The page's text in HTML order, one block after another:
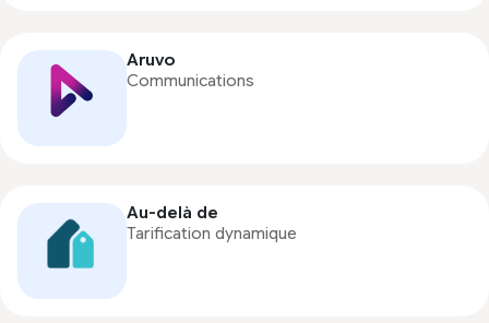
Aruvo
Communications
Au-delà de
Tarification dynamique